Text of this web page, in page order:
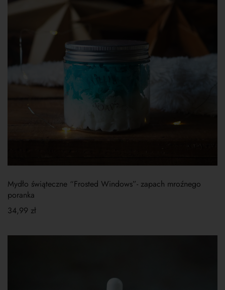
Mydło świąteczne “Frosted Windows”- zapach mroźnego
poranka
34,99 zł